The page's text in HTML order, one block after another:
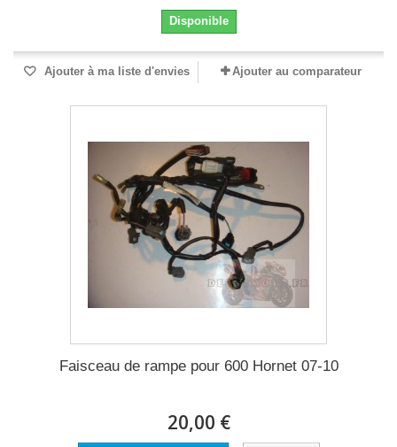
Disponible
Ajouter à ma liste d'envies Ajouter au comparateur
Faisceau de rampe pour 600 Hornet 07-10
20,00 €